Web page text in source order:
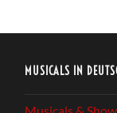
MUSICALS IN
Musicals &